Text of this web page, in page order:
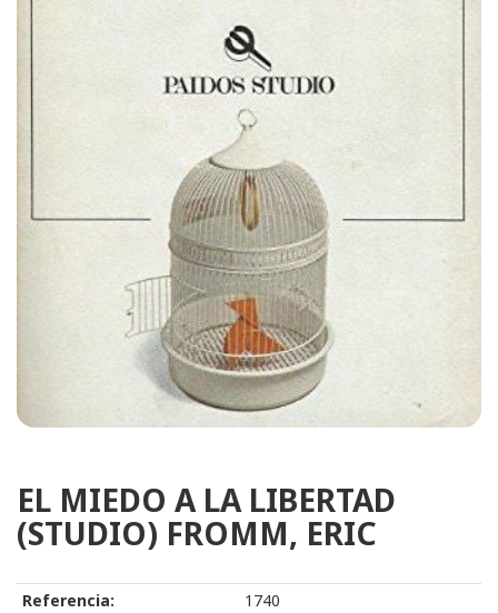
EL MIEDO A LA LIBERTAD
(STUDIO) FROMM, ERIC
Referencia:
1740